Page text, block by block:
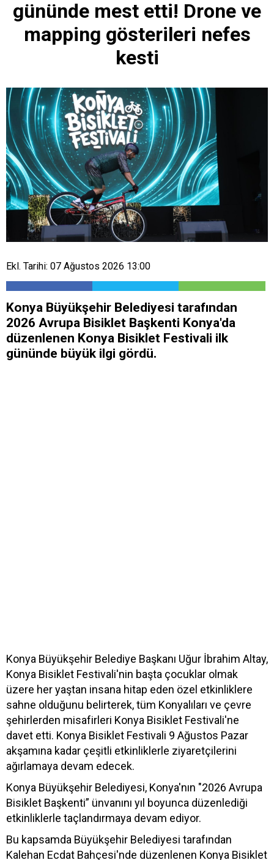
gününde mest etti! Drone ve
mapping gösterileri nefes
kesti
Ekl. Tarihi: 07 Ağustos 2026 13:00
Konya Büyükşehir Belediyesi tarafından
2026 Avrupa Bisiklet Başkenti Konya'da
düzenlenen Konya Bisiklet Festivali ilk
gününde büyük ilgi gördü.
Konya Büyükşehir Belediye Başkanı Uğur İbrahim Altay,
Konya Bisiklet Festivali'nin başta çocuklar olmak
üzere her yaştan insana hitap eden özel etkinliklere
sahne olduğunu belirterek, tüm Konyalıları ve çevre
şehirlerden misafirleri Konya Bisiklet Festivali'ne
davet etti. Konya Bisiklet Festivali 9 Ağustos Pazar
akşamına kadar çeşitli etkinliklerle ziyaretçilerini
ağırlamaya devam edecek.
Konya Büyükşehir Belediyesi, Konya'nın "2026 Avrupa
Bisiklet Başkenti” ünvanını yıl boyunca düzenlediği
etkinliklerle taçlandırmaya devam ediyor.
Bu kapsamda Büyükşehir Belediyesi tarafından
Kalehan Ecdat Bahçesi'nde düzenlenen Konya Bisiklet